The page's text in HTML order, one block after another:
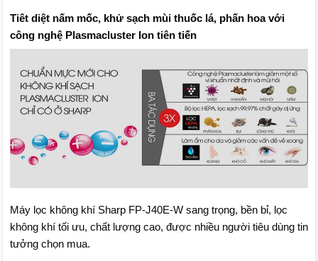
Tiêt diệt nấm mốc, khử sạch mùi thuốc lá, phấn hoa với
công nghệ Plasmacluster Ion tiên tiến
Máy lọc không khí Sharp FP-J40E-W sang trọng, bền bỉ, lọc
không khí tối ưu, chất lượng cao, được nhiều người tiêu dùng tin
tưởng chọn mua.